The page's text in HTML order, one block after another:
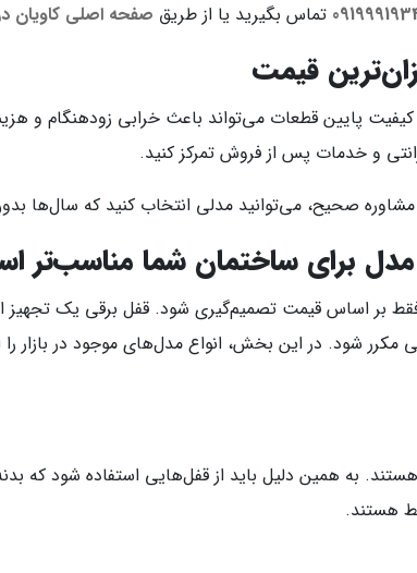
تماس بگیرید یا از طریق صفحه اصلی کاویان
قیمت
پایین قطعات می‌تواند باعث خرابی زودهنگام و
و خدمات پس از فروش تمرکز کنید.
صحیح، می‌توانید مدلی انتخاب کنید که سال‌ها
برای ساختمان شما مناسب‌تر
بر اساس قیمت تصمیم‌گیری شود. قفل برقی یک تجهیز
شود. در این بخش، انواع مدل‌های موجود در بازار را
به همین دلیل باید از قفل‌هایی استفاده شود که
هستند.